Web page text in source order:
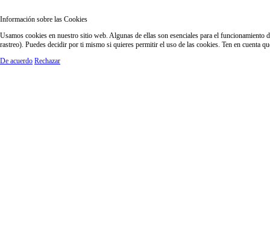
Información sobre las Cookies
Usamos cookies en nuestro sitio web. Algunas de ellas son esenciales para el
rastreo). Puedes decidir por ti mismo si quieres permitir el uso de las cookies. Ten en cuenta
De acuerdo Rechazar